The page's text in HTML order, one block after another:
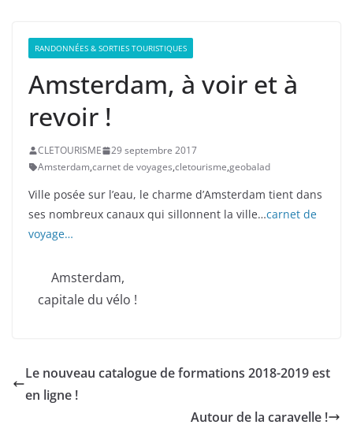
RANDONNÉES & SORTIES TOURISTIQUES
Amsterdam, à voir et à
revoir !
CLETOURISME
29 septembre 2017
Amsterdam,carnet de voyages,cletourisme,geobalad
Ville posée sur l’eau, le charme d’Amsterdam tient dans
ses nombreux canaux qui sillonnent la ville…carnet de
voyage…
Amsterdam,
capitale du vélo !
Le nouveau catalogue de formations 2018-2019 est
en ligne !
Autour de la caravelle !